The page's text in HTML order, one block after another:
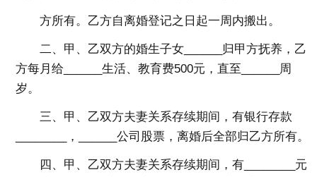
方所有。乙方自离婚登记之日起一周内搬出。
二、甲、乙双方的婚生子女______归甲方抚养，乙
方每月给______生活、教育费500元，直至______周
岁。
三、甲、乙双方夫妻关系存续期间，有银行存款
________，______公司股票，离婚后全部归乙方所有。
四、甲、乙双方夫妻关系存续期间，有________元